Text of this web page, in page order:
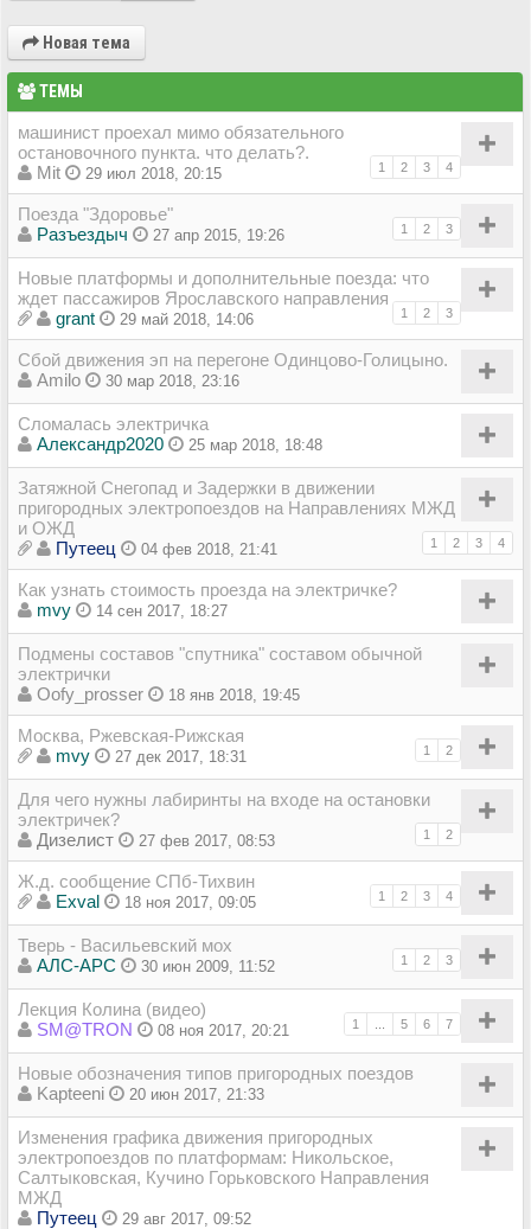
Новая тема
ТЕМЫ
машинист проехал мимо обязательного
оcтановочного пункта. что делать?.
1 2 3 4
Mit 29 июл 2018, 20:15
Поезда "Здоровье"
1 2 3
Разъездыч 27 апр 2015, 19:26
Новые платформы и дополнительные поезда: что
ждет пассажиров Ярославского направления
1 2 3
grant 29 май 2018, 14:06
Сбой движения эп на перегоне Одинцово-Голицыно.
Amilo
30 мар 2018, 23:16
Сломалась электричка
Александр2020
25 мар 2018, 18:48
Затяжной Снегопад и Задержки в движении
пригородных электропоездов на Направлениях МЖД
и ОЖД
1 2 3 4
Путеец 04 фев 2018, 21:41
Как узнать стоимость проезда на электричке?
mvy
14 сен 2017, 18:27
Подмены составов "спутника" составом обычной
электрички
Oofy_prosser
18 янв 2018, 19:45
Москва, Ржевская-Рижская
1 2
mvy 27 дек 2017, 18:31
Для чего нужны лабиринты на входе на остановки
электричек?
1 2
Дизелист 27 фев 2017, 08:53
Ж.д. сообщение СПб-Тихвин
1 2 3 4
Exval 18 ноя 2017, 09:05
Тверь - Васильевский мох
1 2 3
АЛС-АРС 30 июн 2009, 11:52
Лекция Колина (видео)
1 5 6 7
SM@TRON 08 ноя 2017, 20:21
Новые обозначения типов пригородных поездов
Kapteeni
20 июн 2017, 21:33
Изменения графика движения пригородных
электропоездов по платформам: Никольское,
Салтыковская, Кучино Горьковского Направления
МЖД
Путеец
29 авг 2017, 09:52